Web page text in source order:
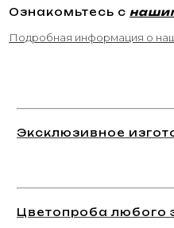
Ознакомьтесь с
Подробная информация о
Эксклюзивное
Цветопроба любого